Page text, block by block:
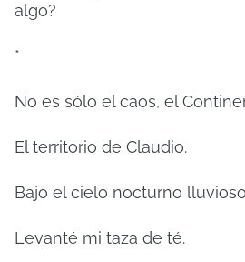
algo?
*
No es sólo el caos, el
El territorio de Claudio.
Bajo el cielo nocturno
Levanté mi taza de té.